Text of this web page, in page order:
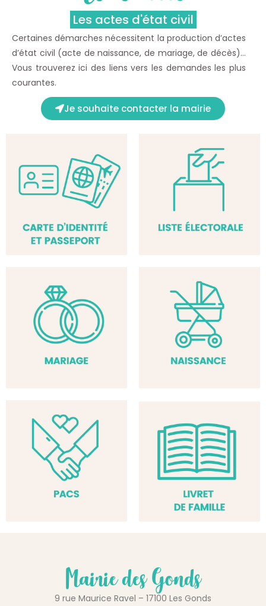
Les actes d'état civil
Certaines démarches nécessitent la production d’actes
d’état civil (acte de naissance, de mariage, de décès)…
Vous trouverez ici des liens vers les demandes les plus
courantes.
Je souhaite contacter la mairie
Mairie des Gonds
9 rue Maurice Ravel – 17100 Les Gonds